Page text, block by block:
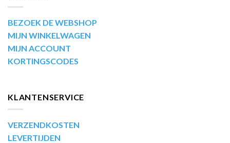
BEZOEK DE WEBSHOP
MIJN WINKELWAGEN
MIJN ACCOUNT
KORTINGSCODES
KLANTENSERVICE
VERZENDKOSTEN
LEVERTIJDEN